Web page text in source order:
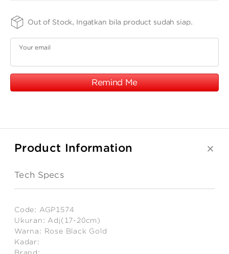
MY ACCOUNT
SIZE -
Adj(17-
20cm)
FINISHING
-
S2WRGH
PURITY
-75
Out of Stock, Ingatkan bila product sudah siap.
Your email
Remind Me
Product Information
Tech Specs
Code: AGP1574
Ukuran: Adj(17-20cm)
Warna: Rose Black Gold
Kadar: